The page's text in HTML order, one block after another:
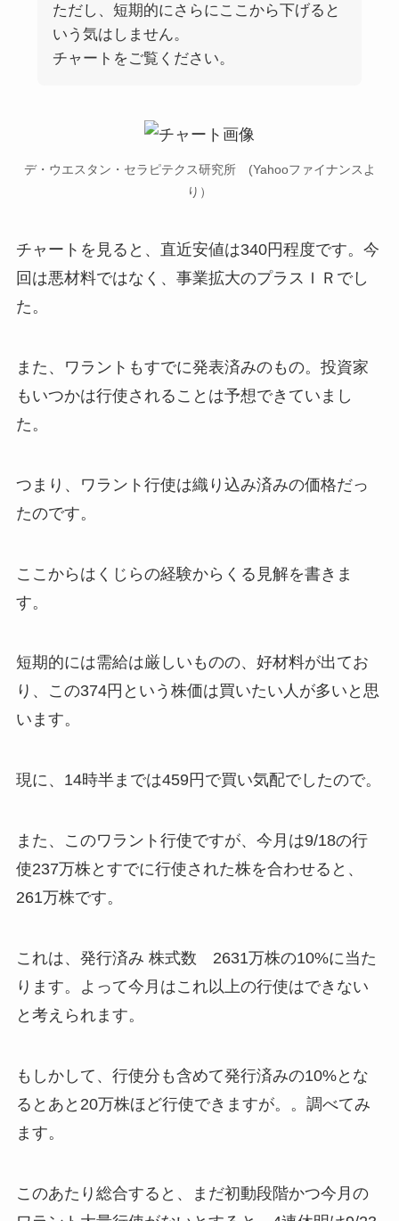
ただし、短期的にさらにここから下げると
いう気はしません。
チャートをご覧ください。
デ・ウエスタン・セラピテクス研究所 (Yahooファイナンスよ
り）
チャートを見ると、直近安値は340円程度です。今
回は悪材料ではなく、事業拡大のプラスＩＲでし
た。
また、ワラントもすでに発表済みのもの。投資家
もいつかは行使されることは予想できていまし
た。
つまり、ワラント行使は織り込み済みの価格だっ
たのです。
ここからはくじらの経験からくる見解を書きま
す。
短期的には需給は厳しいものの、好材料が出てお
り、この374円という株価は買いたい人が多いと思
います。
現に、14時半までは459円で買い気配でしたので。
また、このワラント行使ですが、今月は9/18の行
使237万株とすでに行使された株を合わせると、
261万株です。
これは、発行済み 株式数 2631万株の10%に当た
ります。よって今月はこれ以上の行使はできない
と考えられます。
もしかして、行使分も含めて発行済みの10%とな
るとあと20万株ほど行使できますが。。調べてみ
ます。
このあたり総合すると、まだ初動段階かつ今月の